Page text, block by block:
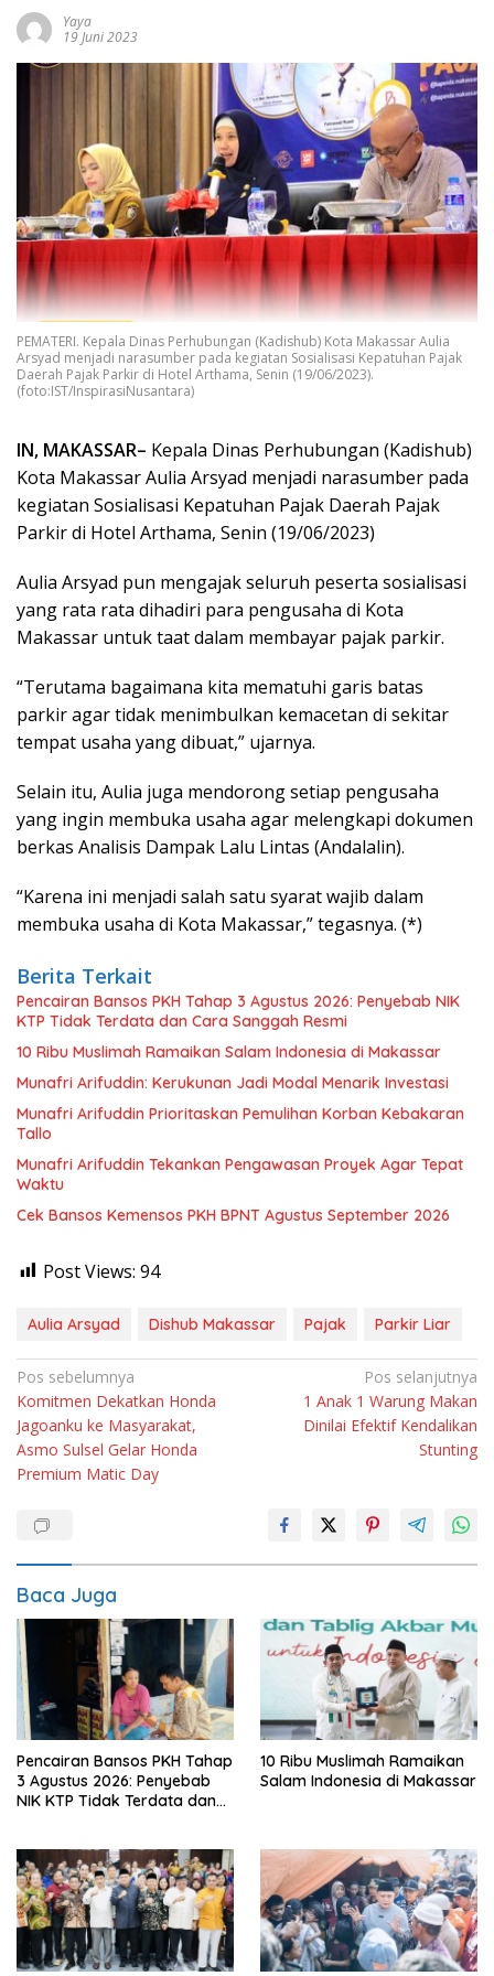
Yaya
19 Juni 2023
PEMATERI. Kepala Dinas Perhubungan (Kadishub) Kota Makassar Aulia
Arsyad menjadi narasumber pada kegiatan Sosialisasi Kepatuhan Pajak
Daerah Pajak Parkir di Hotel Arthama, Senin (19/06/2023).
(foto:IST/InspirasiNusantara)
IN, MAKASSAR– Kepala Dinas Perhubungan (Kadishub)
Kota Makassar Aulia Arsyad menjadi narasumber pada
kegiatan Sosialisasi Kepatuhan Pajak Daerah Pajak
Parkir di Hotel Arthama, Senin (19/06/2023)
Aulia Arsyad pun mengajak seluruh peserta sosialisasi
yang rata rata dihadiri para pengusaha di Kota
Makassar untuk taat dalam membayar pajak parkir.
“Terutama bagaimana kita mematuhi garis batas
parkir agar tidak menimbulkan kemacetan di sekitar
tempat usaha yang dibuat,” ujarnya.
Selain itu, Aulia juga mendorong setiap pengusaha
yang ingin membuka usaha agar melengkapi dokumen
berkas Analisis Dampak Lalu Lintas (Andalalin).
“Karena ini menjadi salah satu syarat wajib dalam
membuka usaha di Kota Makassar,” tegasnya. (*)
Berita Terkait
Pencairan Bansos PKH Tahap 3 Agustus 2026: Penyebab NIK
KTP Tidak Terdata dan Cara Sanggah Resmi
10 Ribu Muslimah Ramaikan Salam Indonesia di Makassar
Munafri Arifuddin: Kerukunan Jadi Modal Menarik Investasi
Munafri Arifuddin Prioritaskan Pemulihan Korban Kebakaran
Tallo
Munafri Arifuddin Tekankan Pengawasan Proyek Agar Tepat
Waktu
Cek Bansos Kemensos PKH BPNT Agustus September 2026
Post Views: 94
Aulia Arsyad Dishub Makassar Pajak Parkir Liar
Navigasi
pos
Pos sebelumnya
Komitmen Dekatkan Honda
Jagoanku ke Masyarakat,
Asmo Sulsel Gelar Honda
Premium Matic Day
Pos selanjutnya
1 Anak 1 Warung Makan
Dinilai Efektif Kendalikan
Stunting
Baca Juga
Pencairan Bansos PKH Tahap
3 Agustus 2026: Penyebab
NIK KTP Tidak Terdata dan
10 Ribu Muslimah Ramaikan
Salam Indonesia di Makassar